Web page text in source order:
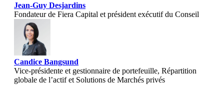
Jean-Guy Desjardins
Fondateur de Fiera Capital et président exécutif du Conseil
Candice Bangsund
Vice-présidente et gestionnaire de portefeuille, Répartition
globale de l’actif et Solutions de Marchés privés